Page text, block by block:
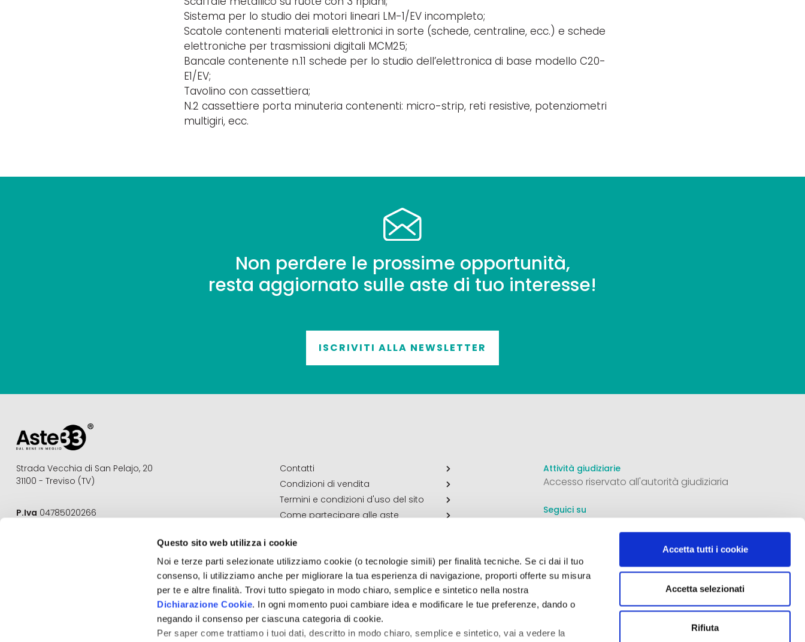
Questo sito web utilizza i cookie
Noi e terze parti selezionate utilizziamo cookie (o tecnologie simili) per finalità tecniche. Se ci dai il tuo
consenso, li utilizziamo anche per migliorare la tua esperienza di navigazione, proporti offerte su misura
per te e altre finalità. Trovi tutto spiegato in modo chiaro, semplice e sintetico nella nostra
Dichiarazione Cookie. In ogni momento puoi cambiare idea e modificare le tue preferenze, dando o
negando il consenso per ciascuna categoria di cookie.
Per saper come trattiamo i tuoi dati, descritto in modo chiaro, semplice e sintetico, vai a vedere la
Accetta tutti i cookie
Accetta selezionati
Rifiuta
Sistema per lo studio dei motori lineari LM-1/EV incompleto;
Scatole contenenti materiali elettronici in sorte (schede, centraline, ecc.) e schede
elettroniche per trasmissioni digitali MCM25;
Bancale contenente n.11 schede per lo studio dell’elettronica di base modello C20-
E1/EV;
Tavolino con cassettiera;
N.2 cassettiere porta minuteria contenenti: micro-strip, reti resistive, potenziometri
multigiri, ecc.
Non perdere le prossime opportunità,
resta aggiornato sulle aste di tuo interesse!
ISCRIVITI ALLA NEWSLETTER
Strada Vecchia di San Pelajo, 20
31100 - Treviso (TV)
P.Iva 04785020266
Contatti
Condizioni di vendita
Termini e condizioni d'uso del sito
Come partecipare alle aste
Attività giudiziarie
Accesso riservato all'autorità giudiziaria
Seguici su
Informativa privacy
Cookie policy
Aste 33 S.r.l. - Società Iscritta nella sezione A dell'elenco
ministeriale dei siti internet gestiti dai soggetti in